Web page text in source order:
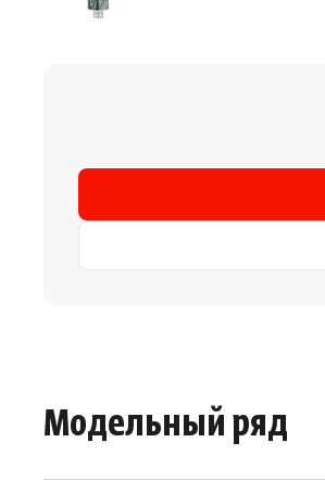
Модельный ряд